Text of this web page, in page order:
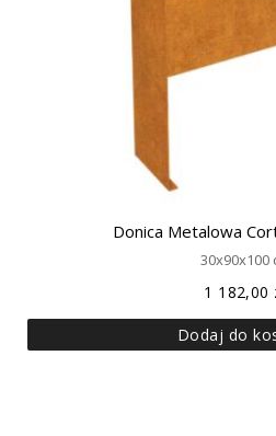
Donica Metalowa
30x90x100
1 182,00
Dodaj do